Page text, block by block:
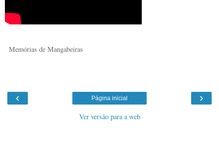
Memórias de Mangabeiras
‹ ›
Página inicial
Ver versão para a web